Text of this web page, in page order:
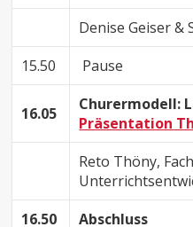
Denise Geiser &
15.50
Pause
16.05
Churermodell:
Präsentation
Reto Thöny,
16.50
Abschluss